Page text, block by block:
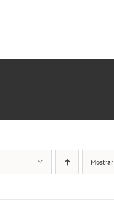
Mostrar